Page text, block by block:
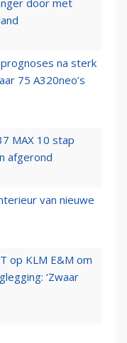
door met
na sterk
75 A320neo’s
MAX 10 stap
afgerond
van nieuwe
op KLM E&M om
‘Zwaar